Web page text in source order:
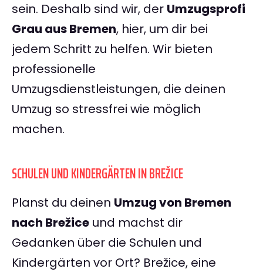
sein. Deshalb sind wir, der Umzugsprofi
Grau aus Bremen, hier, um dir bei
jedem Schritt zu helfen. Wir bieten
professionelle
Umzugsdienstleistungen, die deinen
Umzug so stressfrei wie möglich
machen.
SCHULEN UND KINDERGÄRTEN IN BREŽICE
Planst du deinen Umzug von Bremen
nach Brežice und machst dir
Gedanken über die Schulen und
Kindergärten vor Ort? Brežice, eine